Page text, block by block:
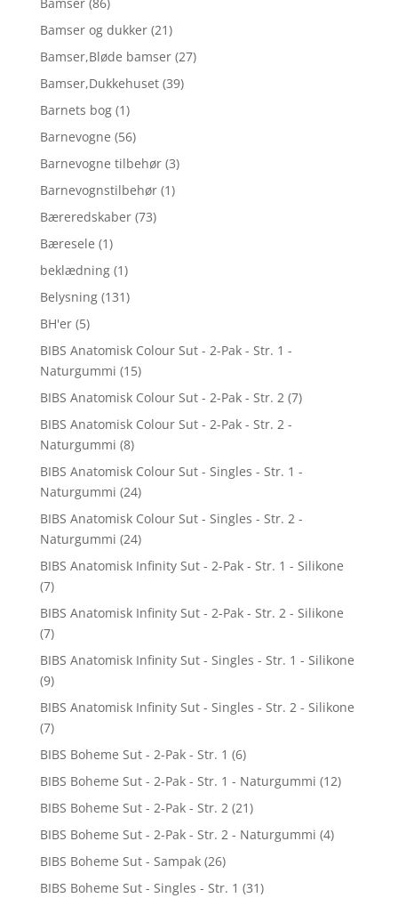
Bamser og dukker (21)
Bamser,Bløde bamser (27)
Bamser,Dukkehuset (39)
Barnets bog (1)
Barnevogne (56)
Barnevogne tilbehør (3)
Barnevognstilbehør (1)
Bæreredskaber (73)
Bæresele (1)
beklædning (1)
Belysning (131)
BH'er (5)
BIBS Anatomisk Colour Sut - 2-Pak - Str. 1 -
Naturgummi (15)
BIBS Anatomisk Colour Sut - 2-Pak - Str. 2 (7)
BIBS Anatomisk Colour Sut - 2-Pak - Str. 2 -
Naturgummi (8)
BIBS Anatomisk Colour Sut - Singles - Str. 1 -
Naturgummi (24)
BIBS Anatomisk Colour Sut - Singles - Str. 2 -
Naturgummi (24)
BIBS Anatomisk Infinity Sut - 2-Pak - Str. 1 - Silikone
(7)
BIBS Anatomisk Infinity Sut - 2-Pak - Str. 2 - Silikone
(7)
BIBS Anatomisk Infinity Sut - Singles - Str. 1 - Silikone
(9)
BIBS Anatomisk Infinity Sut - Singles - Str. 2 - Silikone
(7)
BIBS Boheme Sut - 2-Pak - Str. 1 (6)
BIBS Boheme Sut - 2-Pak - Str. 1 - Naturgummi (12)
BIBS Boheme Sut - 2-Pak - Str. 2 (21)
BIBS Boheme Sut - 2-Pak - Str. 2 - Naturgummi (4)
BIBS Boheme Sut - Sampak (26)
BIBS Boheme Sut - Singles - Str. 1 (31)